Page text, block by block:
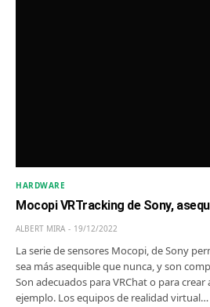
HARDWARE
Mocopi VRTracking de Sony,
ALBERT MIRA 19/12/2022
La serie de sensores Mocopi, de Sony
sea más asequible que nunca, y son
Son adecuados para VRChat o para
ejemplo. Los equipos de realidad virtual…